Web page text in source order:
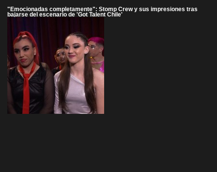
"Emocionadas completamente": Stomp Crew y sus impresiones tras
bajarse del escenario de 'Got Talent Chile'